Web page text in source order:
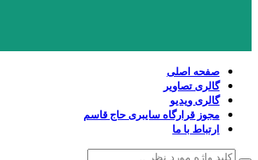
صفحه اصلی
گالری تصاویر
گالری ویدیو
مجوز قرارگاه سایبری حاج قاسم
ارتباط با ما